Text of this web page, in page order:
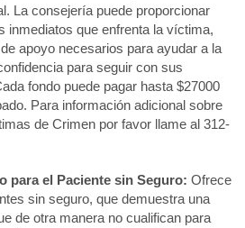
La consejería puede proporcionar
inmediatos que enfrenta la víctima,
apoyo necesarios para ayudar a la
para seguir con sus
fondo puede pagar hasta $27000
Para información adicional sobre
de Crimen por favor llame al 312-
para el Paciente sin Seguro: Ofrece
sin seguro, que demuestra una
de otra manera no cualifican para